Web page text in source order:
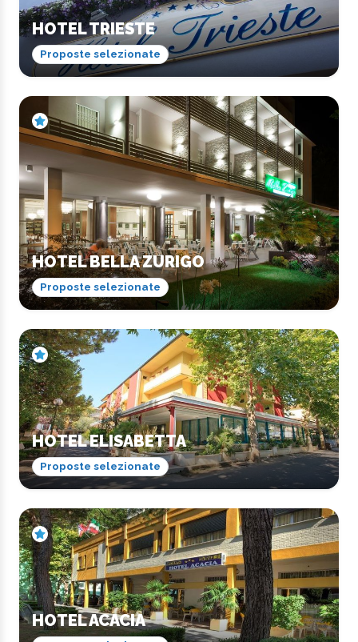
HOTEL TRIESTE
Proposte selezionate
HOTEL BELLA ZURIGO
Proposte selezionate
HOTEL ELISABETTA
Proposte selezionate
HOTEL ACACIA